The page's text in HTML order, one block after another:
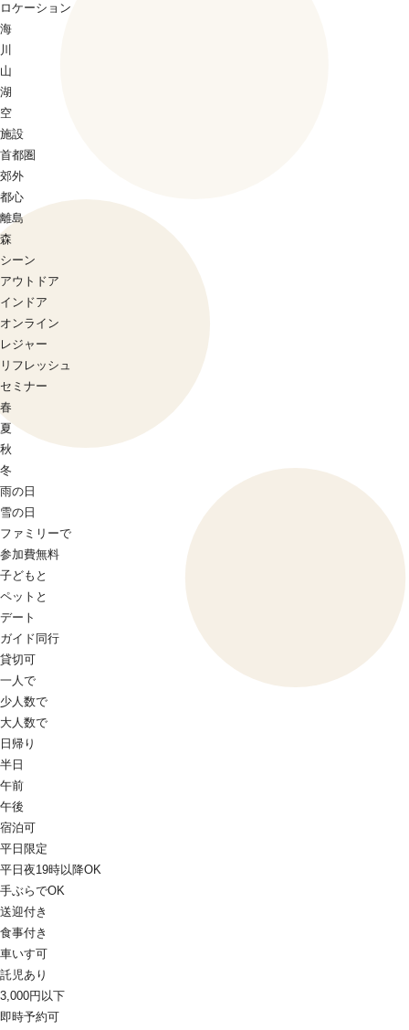
ロケーション
海
川
山
湖
空
施設
首都圏
郊外
都心
離島
森
シーン
アウトドア
インドア
オンライン
レジャー
リフレッシュ
セミナー
春
夏
秋
冬
雨の日
雪の日
ファミリーで
参加費無料
子どもと
ペットと
デート
ガイド同行
貸切可
一人で
少人数で
大人数で
日帰り
半日
午前
午後
宿泊可
平日限定
平日夜19時以降OK
手ぶらでOK
送迎付き
食事付き
車いす可
託児あり
3,000円以下
即時予約可